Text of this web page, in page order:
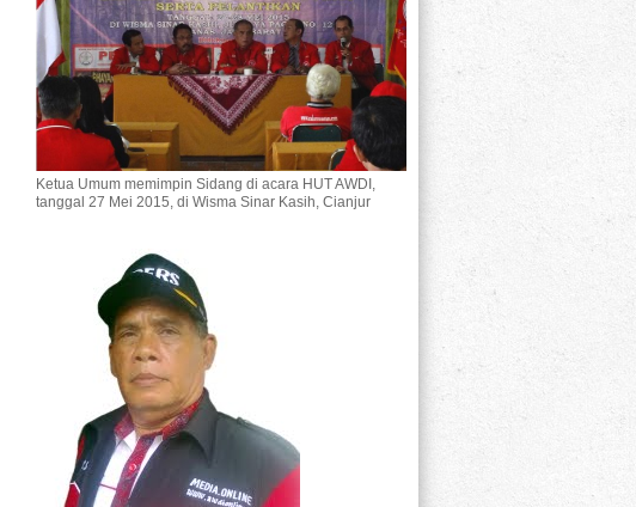
Ketua Umum memimpin Sidang di acara HUT AWDI,
tanggal 27 Mei 2015, di Wisma Sinar Kasih, Cianjur